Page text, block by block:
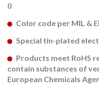
0
Color code per MIL &
Special tin-plated
Products meet RoHS
contain substances of
European Chemicals